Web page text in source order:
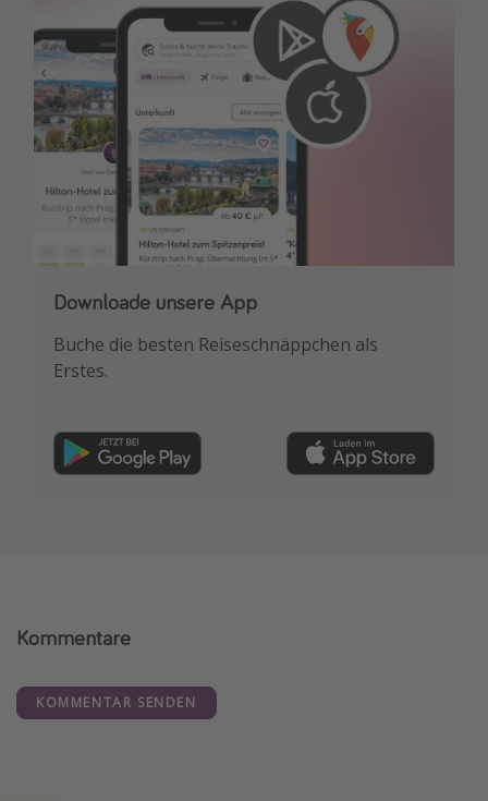
Downloade unsere App
Buche die besten Reiseschnäppchen als
Erstes.
Kommentare
KOMMENTAR SENDEN